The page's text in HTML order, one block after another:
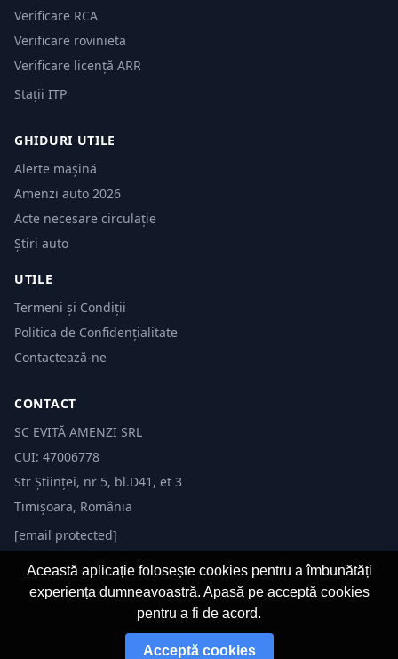
Verificare RCA
Verificare rovinieta
Verificare licență ARR
Stații ITP
GHIDURI UTILE
Alerte mașină
Amenzi auto 2026
Acte necesare circulație
Știri auto
UTILE
Termeni și Condiții
Politica de Confidențialitate
Contactează-ne
CONTACT
SC EVITĂ AMENZI SRL
CUI: 47006778
Str Științei, nr 5, bl.D41, et 3
Timișoara, România
[email protected]
© 2026 Evită Amenzi. Toate drepturile rezervate.
Această aplicație folosește cookies pentru a îmbunătăți
experiența dumneavoastră. Apasă pe acceptă cookies
pentru a fi de acord.
Acceptă cookies